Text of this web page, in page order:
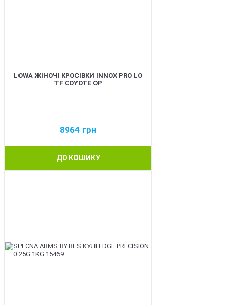
LOWA ЖІНОЧІ КРОСІВКИ INNOX PRO LO
TF COYOTE OP
8964 грн
ДО КОШИКУ